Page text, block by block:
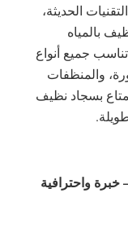
الحديثة،
بالمياه
جميع أنواع
والمنظفات
بسجاد نظيف
خبرة واحترافية